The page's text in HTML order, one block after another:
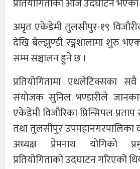
अमृत एकेडेमी तुलसीपुर-१९
देखि बेल्झुण्डी रङ्गशालामा शुरु
सम्म सञ्चालन हुने छ ।
प्रतियोगितामा
संयाेजक सुनिल भण्डारीले
एकेडेमी विजाैरिका प्रिन्सिपल
तथा तुलसीपुर उपमहानगरपालिका
अध्यक्ष प्रेमनाथ याेगिकाे
प्रतियाेगिताकाे उदघाटन गरिएको